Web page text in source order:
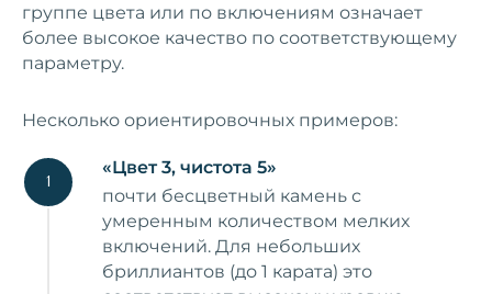
группе цвета или по включениям означает
более высокое качество по соответствующему
параметру.
Несколько ориентировочных примеров:
«Цвет 3, чистота 5»
почти бесцветный камень с
умеренным количеством мелких
включений. Для небольших
бриллиантов (до 1 карата) это